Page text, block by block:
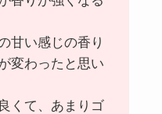
甘い感じの香り
変わったと思い
くて、あまりゴ